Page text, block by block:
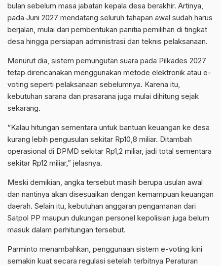
bulan sebelum masa jabatan kepala desa berakhir. Artinya,
pada Juni 2027 mendatang seluruh tahapan awal sudah harus
berjalan, mulai dari pembentukan panitia pemilihan di tingkat
desa hingga persiapan administrasi dan teknis pelaksanaan.
Menurut dia, sistem pemungutan suara pada Pilkades 2027
tetap direncanakan menggunakan metode elektronik atau e-
voting seperti pelaksanaan sebelumnya. Karena itu,
kebutuhan sarana dan prasarana juga mulai dihitung sejak
sekarang.
“Kalau hitungan sementara untuk bantuan keuangan ke desa
kurang lebih pengusulan sekitar Rp10,8 miliar. Ditambah
operasional di DPMD sekitar Rp1,2 miliar, jadi total sementara
sekitar Rp12 miliar,” jelasnya.
Meski demikian, angka tersebut masih berupa usulan awal
dan nantinya akan disesuaikan dengan kemampuan keuangan
daerah. Selain itu, kebutuhan anggaran pengamanan dari
Satpol PP maupun dukungan personel kepolisian juga belum
masuk dalam perhitungan tersebut.
Parminto menambahkan, penggunaan sistem e-voting kini
semakin kuat secara regulasi setelah terbitnya Peraturan